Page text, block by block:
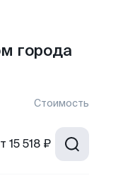
города
Стоимость
15 518 ₽